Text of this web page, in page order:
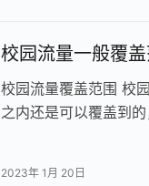
校园流量一般覆盖
校园流量覆盖范围 校
之内还是可以覆盖到
2023年 1月 20日